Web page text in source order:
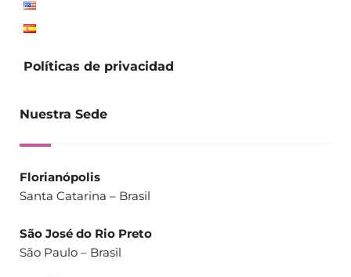
Políticas de privacidad
Nuestra Sede
Florianópolis
Santa Catarina – Brasil
São José do Rio Preto
São Paulo – Brasil